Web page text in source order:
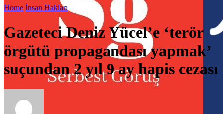
Home İnsan Hakları
Gazeteci Deniz Yücel’e ‘terör
örgütü propagandası yapmak’
suçundan 2 yıl 9 ay hapis cezası